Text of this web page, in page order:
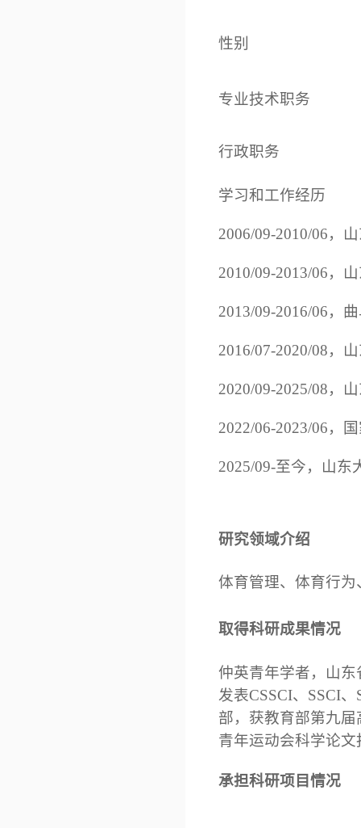
性别
专业技术职务
行政职务
学习和工作经历
2006/09-2010/06，
2010/09-2013/06，
2013/09-2016/06，
2016/07-2020/08，
2020/09-2025/08，
2022/06-2023/06，
2025/09-至今，山东
研究领域介绍
体育管理、体育行为
取得科研成果情况
仲英青年学者，山
发表CSSCI、SSCI
部，获教育部第九
青年运动会科学论
承担科研项目情况